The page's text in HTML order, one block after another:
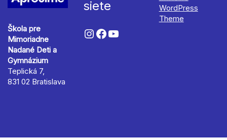
Škola pre
Mimoriadne
Nadané Deti a
Gymnázium
Teplická 7,
831 02 Bratislava
siete
WordPress
Theme